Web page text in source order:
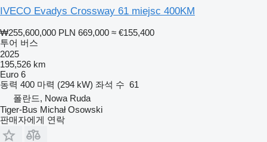
IVECO Evadys Crossway 61 miejsc 400KM
₩255,600,000 PLN 669,000 ≈ €155,400
투어 버스
2025
195,526 km
Euro 6
동력 400 마력 (294 kW) 좌석 수 61
폴란드, Nowa Ruda
Tiger-Bus Michał Osowski
판매자에게 연락